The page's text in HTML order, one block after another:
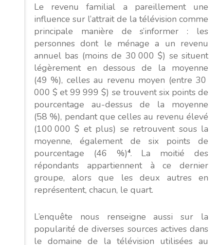
Le revenu familial a pareillement une
influence sur l’attrait de la télévision comme
principale manière de s’informer : les
personnes dont le ménage a un revenu
annuel bas (moins de 30 000 $) se situent
légèrement en dessous de la moyenne
(49 %), celles au revenu moyen (entre 30
000 $ et 99 999 $) se trouvent six points de
pourcentage au-dessus de la moyenne
(58 %), pendant que celles au revenu élevé
(100 000 $ et plus) se retrouvent sous la
moyenne, également de six points de
pourcentage (46 %)4. La moitié des
répondants appartiennent à ce dernier
groupe, alors que les deux autres en
représentent, chacun, le quart.
L’enquête nous renseigne aussi sur la
popularité de diverses sources actives dans
le domaine de la télévision utilisées au